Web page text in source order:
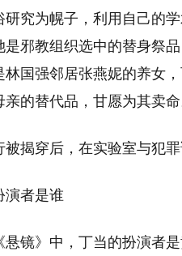
研究为幌子，利用自己的
邪教组织选中的替身祭
林国强邻居张燕妮的养女
的替代品，甘愿为其卖命
被揭穿后，在实验室与犯
演者是谁
镜》中，丁当的扮演者是